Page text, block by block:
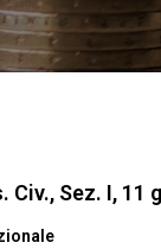
Civ., Sez. I, 11